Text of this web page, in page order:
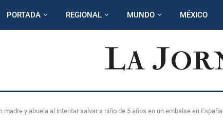
PORTADA REGIONAL MUNDO MÉXICO
madre y abuela al intentar salvar a niño de 5 años en un embalse en España